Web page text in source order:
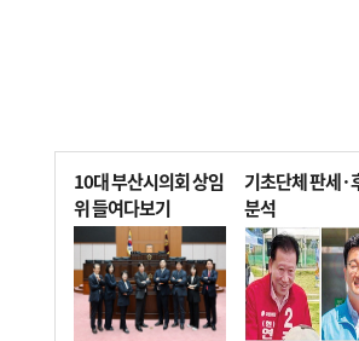
10대 부산시의회 상임
위 들여다보기
기초단체 판세·
분석